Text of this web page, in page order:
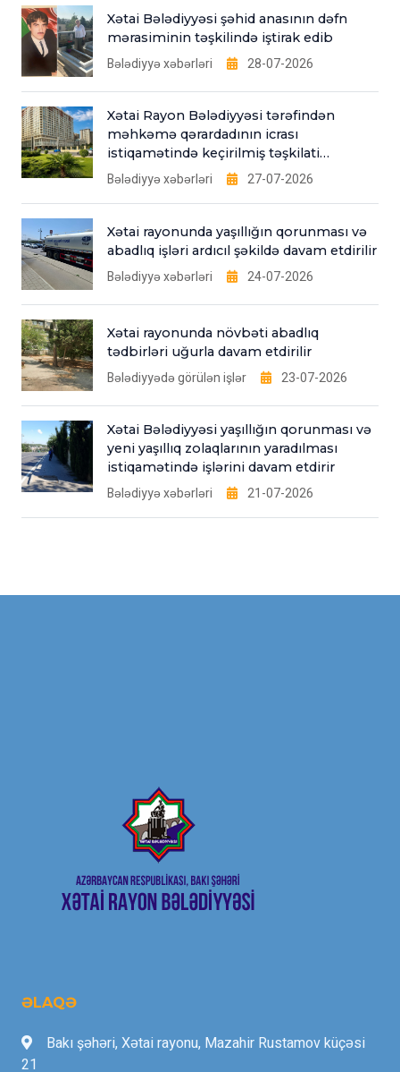
Xətai Bələdiyyəsi şəhid anasının dəfn
mərasiminin təşkilində iştirak edib
Bələdiyyə xəbərləri 28-07-2026
Xətai Rayon Bələdiyyəsi tərəfindən
məhkəmə qərardadının icrası
istiqamətində keçirilmiş təşkilati
tədbirlər
Bələdiyyə xəbərləri 27-07-2026
Xətai rayonunda yaşıllığın qorunması və
abadlıq işləri ardıcıl şəkildə davam etdirilir
Bələdiyyə xəbərləri 24-07-2026
Xətai rayonunda növbəti abadlıq
tədbirləri uğurla davam etdirilir
Bələdiyyədə görülən işlər 23-07-2026
Xətai Bələdiyyəsi yaşıllığın qorunması və
yeni yaşıllıq zolaqlarının yaradılması
istiqamətində işlərini davam etdirir
Bələdiyyə xəbərləri 21-07-2026
ƏLAQƏ
Bakı şəhəri, Xətai rayonu, Mazahir Rustamov küçəsi
21